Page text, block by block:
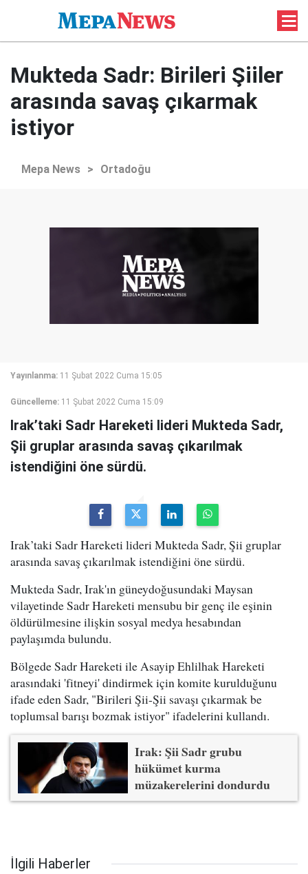
Mukteda Sadr: Birileri Şiiler
arasında savaş çıkarmak
istiyor
Mepa News > Ortadoğu
Yayınlanma: 11 Şubat 2022 Cuma 15:05
Güncelleme: 11 Şubat 2022 Cuma 15:09
Irak’taki Sadr Hareketi lideri Mukteda Sadr,
Şii gruplar arasında savaş çıkarılmak
istendiğini öne sürdü.
Irak’taki Sadr Hareketi lideri Mukteda Sadr, Şii gruplar
arasında savaş çıkarılmak istendiğini öne sürdü.
Mukteda Sadr, Irak'ın güneydoğusundaki Maysan
vilayetinde Sadr Hareketi mensubu bir genç ile eşinin
öldürülmesine ilişkin sosyal medya hesabından
paylaşımda bulundu.
Bölgede Sadr Hareketi ile Asayip Ehlilhak Hareketi
arasındaki 'fitneyi' dindirmek için komite kurulduğunu
ifade eden Sadr, "Birileri Şii-Şii savaşı çıkarmak be
toplumsal barışı bozmak istiyor" ifadelerini kullandı.
Irak: Şii Sadr grubu
hükümet kurma
müzakerelerini dondurdu
İlgili Haberler